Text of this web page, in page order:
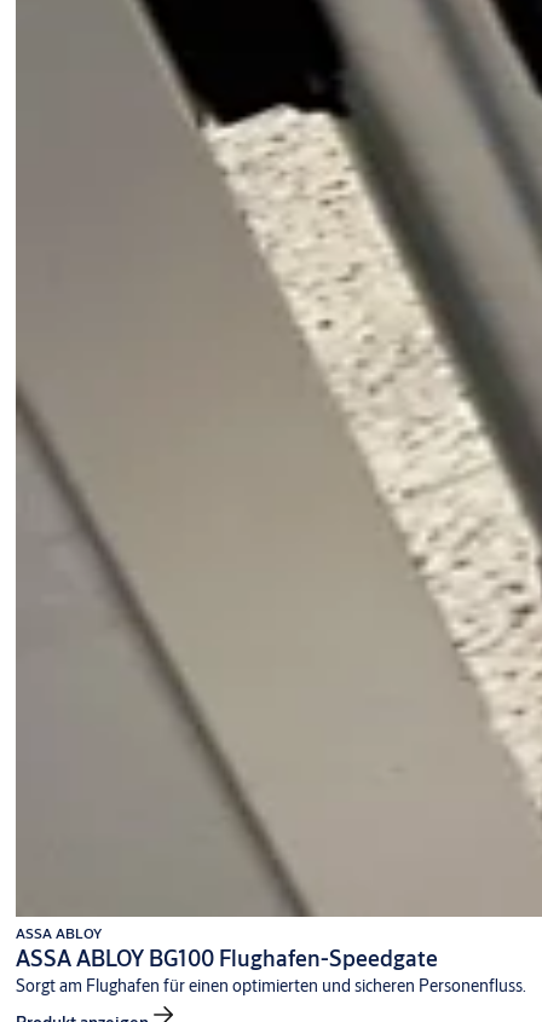
ASSA ABLOY
ASSA ABLOY BG100 Flughafen-Speedgate
Sorgt am Flughafen für einen optimierten und sicheren Personenfluss.